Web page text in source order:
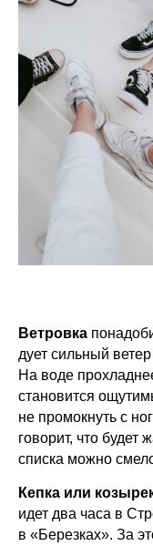
Ветровка
дует сильный
На воде
становится
не промокнуть с
говорит, что будет
списка можно
Кепка или
идет два часа в
в «Березках». За